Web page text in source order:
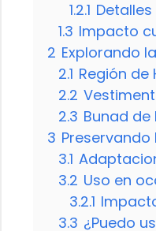
1.2.1
1.3 Impacto
2 Explorando
2.1 Región de
2.2
2.3 Bunad de
3
3.1
3.2 Uso en
3.2.1
3.3 ¿Puedo